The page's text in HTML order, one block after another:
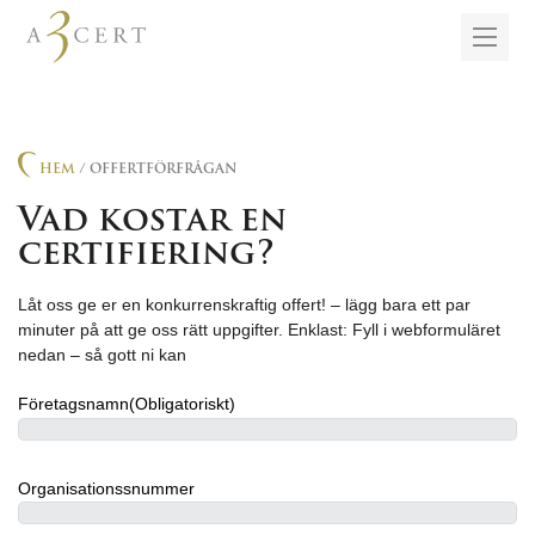
HEM/ OFFERTFÖRFRÅGAN
Vad kostar en
certifiering?
Låt oss ge er en konkurrenskraftig offert! – lägg bara ett par
minuter på att ge oss rätt uppgifter. Enklast: Fyll i webformuläret
nedan – så gott ni kan
Företagsnamn(Obligatoriskt)
Organisationssnummer